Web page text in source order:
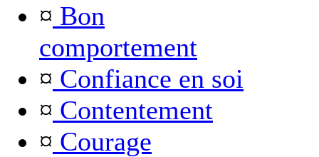
¤ Bon
comportement
¤ Confiance en soi
¤ Contentement
¤ Courage